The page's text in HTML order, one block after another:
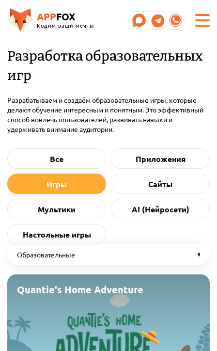
APPFOX
Кодим ваши мечты
Разработка образовательных
игр
Разрабатываем и создаём образовательные игры, которые
делают обучение интересным и понятным. Это эффективный
способ вовлечь пользователей, развивать навыки и
удерживать внимание аудитории.
Все Приложения
Игры Сайты
Мультики AI (Нейросети)
Настольные игры
Образовательные
Quantie's Home Adventure